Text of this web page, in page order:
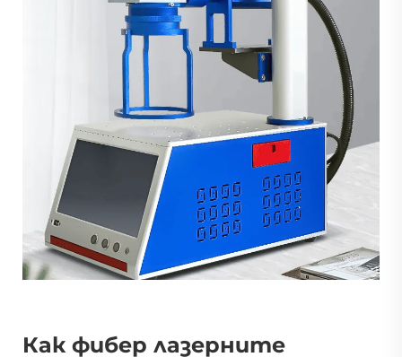
Как фибер лазерните